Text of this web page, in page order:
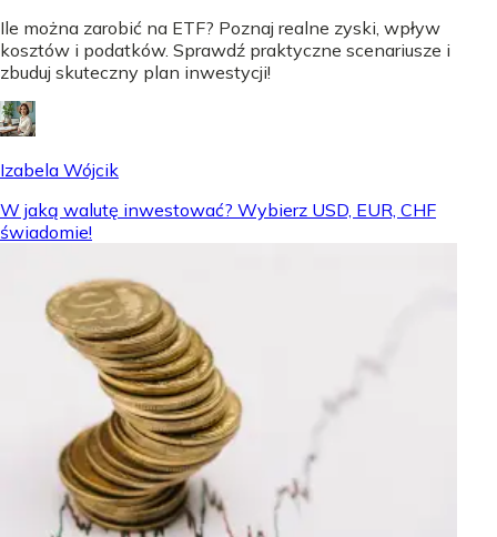
Ile można zarobić na ETF? Poznaj realne zyski, wpływ
kosztów i podatków. Sprawdź praktyczne scenariusze i
zbuduj skuteczny plan inwestycji!
Izabela Wójcik
W jaką walutę inwestować? Wybierz USD, EUR, CHF
świadomie!